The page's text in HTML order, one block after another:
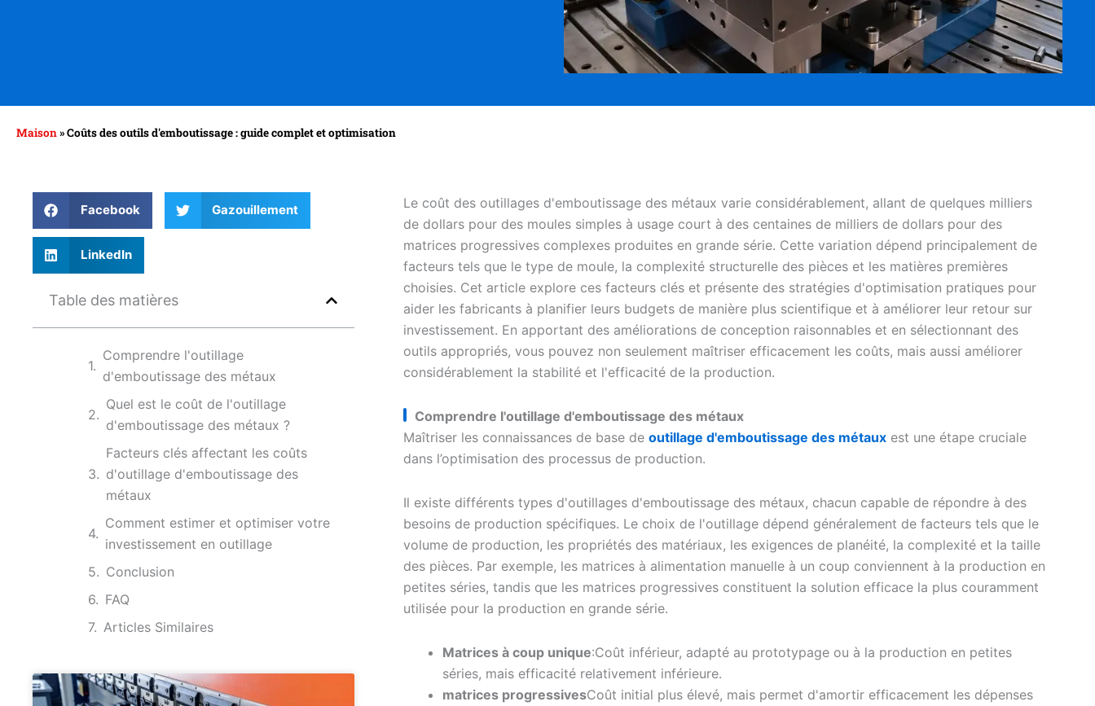
Maison »Coûts des outils d'emboutissage : guide complet et optimisation
Facebook Gazouillement
LinkedIn
Table des matières
Comprendre l'outillage
d'emboutissage des métaux
Quel est le coût de l'outillage
d'emboutissage des métaux ?
Facteurs clés affectant les coûts
d'outillage d'emboutissage des
métaux
Comment estimer et optimiser votre
investissement en outillage
Conclusion
FAQ
Articles Similaires
Le coût des outillages d'emboutissage des métaux varie considérablement, allant de quelques milliers
de dollars pour des moules simples à usage court à des centaines de milliers de dollars pour des
matrices progressives complexes produites en grande série. Cette variation dépend principalement de
facteurs tels que le type de moule, la complexité structurelle des pièces et les matières premières
choisies. Cet article explore ces facteurs clés et présente des stratégies d'optimisation pratiques pour
aider les fabricants à planifier leurs budgets de manière plus scientifique et à améliorer leur retour sur
investissement. En apportant des améliorations de conception raisonnables et en sélectionnant des
outils appropriés, vous pouvez non seulement maîtriser efficacement les coûts, mais aussi améliorer
considérablement la stabilité et l'efficacité de la production.
Comprendre l'outillage d'emboutissage des métaux
Maîtriser les connaissances de base de outillage d'emboutissage des métauxest une étape cruciale
dans l’optimisation des processus de production.
Il existe différents types d'outillages d'emboutissage des métaux, chacun capable de répondre à des
besoins de production spécifiques. Le choix de l'outillage dépend généralement de facteurs tels que le
volume de production, les propriétés des matériaux, les exigences de planéité, la complexité et la taille
des pièces. Par exemple, les matrices à alimentation manuelle à un coup conviennent à la production en
petites séries, tandis que les matrices progressives constituent la solution efficace la plus couramment
utilisée pour la production en grande série.
Matrices à coup unique:Coût inférieur, adapté au prototypage ou à la production en petites
séries, mais efficacité relativement inférieure.
matrices progressivesCoût initial plus élevé, mais permet d'amortir efficacement les dépenses